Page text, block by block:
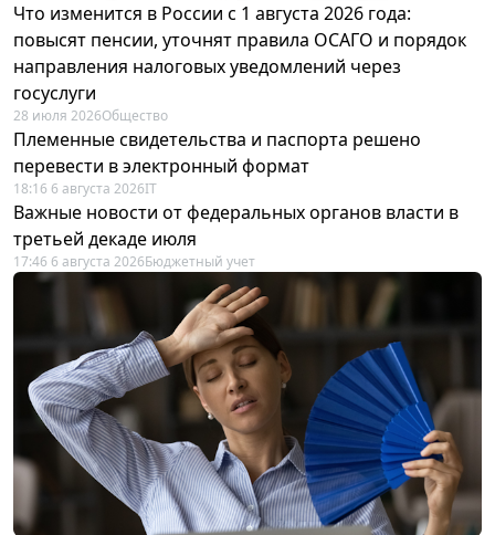
Что изменится в России с 1 августа 2026 года:
повысят пенсии, уточнят правила ОСАГО и порядок
направления налоговых уведомлений через
госуслуги
28 июля 2026Общество
Племенные свидетельства и паспорта решено
перевести в электронный формат
18:16 6 августа 2026IT
Важные новости от федеральных органов власти в
третьей декаде июля
17:46 6 августа 2026Бюджетный учет